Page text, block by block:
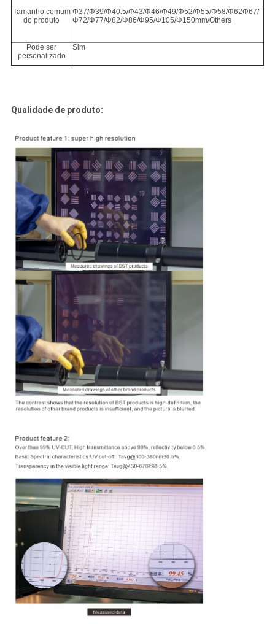
Tamanho comum
do produto
Φ37/Φ39/Φ40.5/Φ43/Φ46/Φ49/Φ52/Φ55/Φ58/Φ62Φ67/
Φ72/Φ77/Φ82/Φ86/Φ95/Φ105/Φ150mm/Others
Pode ser
personalizado
Sim
Qualidade de produto: